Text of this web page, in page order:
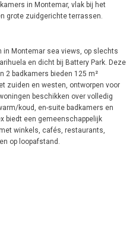
in Montemar, vlak bij het
grote zuidgerichte terrassen.
in Montemar sea views, op slechts
en dicht bij Battery Park. Deze
2 badkamers bieden 125 m²
zuiden en westen, ontworpen voor
beschikken over volledig
koud, en-suite badkamers en
biedt een gemeenschappelijk
winkels, cafés, restaurants,
op loopafstand.